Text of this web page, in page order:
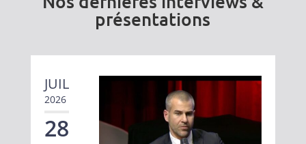
présentations
JUIL
2026
28